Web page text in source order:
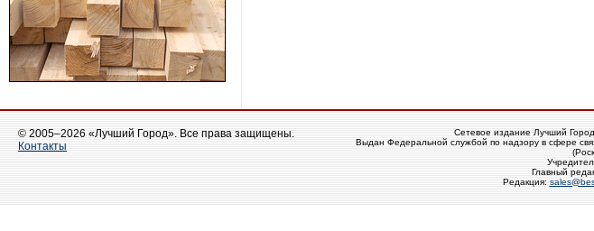
© 2005–2026 «Лучший Город». Все права защищены.
Контакты
Сетевое издание Лучший
Выдан Федеральной службой по надзору в сфере
Главный
Редакция: